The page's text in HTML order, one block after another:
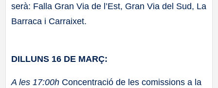
serà: Falla Gran Via de l’Est, Gran Via del Sud, La
Barraca i Carraixet.
DILLUNS 16 DE MARÇ:
A les 17:00h Concentració de les comissions a la